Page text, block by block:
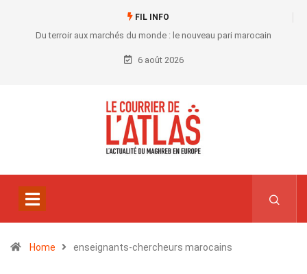
FIL INFO
Du terroir aux marchés du monde : le nouveau pari marocain
6 août 2026
Home enseignants-chercheurs marocains